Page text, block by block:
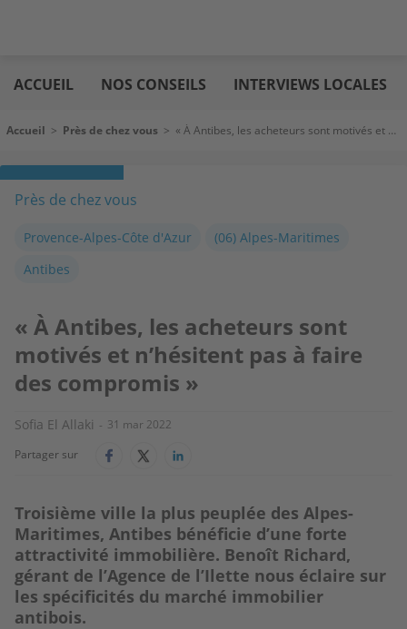
au
contenu
immo
ACCUEIL NOS CONSEILS INTERVIEWS LOCALES
Fil d'Ariane
Accueil > Près de chez vous > « À Antibes, les acheteurs sont motivés et n’hésitent pas à faire des compromis »
Près de chez vous
Provence-Alpes-Côte d'Azur
(06) Alpes-Maritimes
Antibes
« À Antibes, les acheteurs sont
motivés et n’hésitent pas à faire
des compromis »
Sofia El Allaki
31 mar 2022
Partager sur
Troisième ville la plus peuplée des Alpes-
Maritimes, Antibes bénéficie d’une forte
attractivité immobilière. Benoît Richard,
gérant de l’Agence de l’Ilette nous éclaire sur
les spécificités du marché immobilier
antibois.